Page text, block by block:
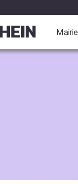
Mairie